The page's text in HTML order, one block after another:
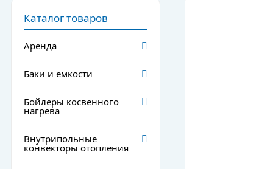
Каталог товаров
Аренда
Баки и емкости
Бойлеры косвенного
нагрева
Внутрипольные
конвекторы отопления